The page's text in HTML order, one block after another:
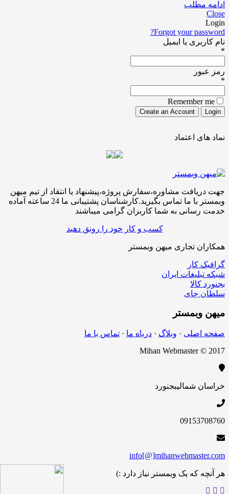
ادامه مطلب
Close
Login
Forgot your password?
نام کاربری یا ایمیل
*
رمز عبور
*
Remember me
نماد های اعتماد
جهت دریافت مشاوره،سفارش پروژه،پیشنهاد یا انتقاد از تیم میهن
وبمستر با ما تماس بگیرید.کارشناسان پشتیبانی ما 24 ساعته آماده
خدمت رسانی به شما کاربران گرامی میباشند
کسب و کار خود را رونق دهید
همکاران تجاری میهن وبمستر
گرافیک کار
شبکه تبلیغات ایران
بجنورد کالا
سلطان چای
میهن وبمستر
صفحه اصلی · وبلاگ · درباه ما · تماس با ما
Mihan Webmaster © 2017
خراسان شمالیبجنورد
09153708760
info[@]mihanwebmaster.com
هر آنچه که یک وبمستر نیاز دارد :)